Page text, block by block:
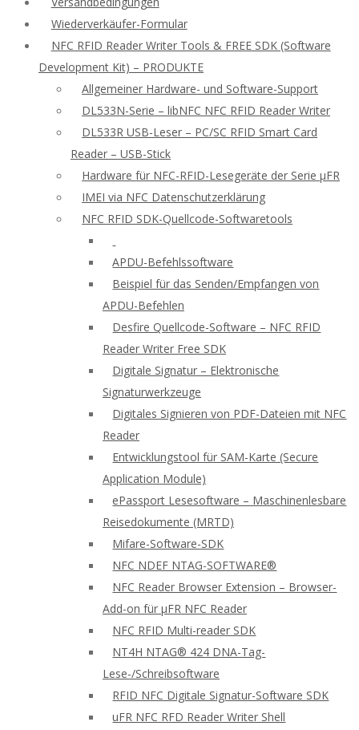
Wiederverkäufer-Formular
NFC RFID Reader Writer Tools & FREE SDK (Software
Development Kit) – PRODUKTE
Allgemeiner Hardware- und Software-Support
DL533N-Serie – libNFC NFC RFID Reader Writer
DL533R USB-Leser – PC/SC RFID Smart Card
Reader – USB-Stick
Hardware für NFC-RFID-Lesegeräte der Serie μFR
IMEI via NFC Datenschutzerklärung
NFC RFID SDK-Quellcode-Softwaretools
APDU-Befehlssoftware
Beispiel für das Senden/Empfangen von
APDU-Befehlen
Desfire Quellcode-Software – NFC RFID
Reader Writer Free SDK
Digitale Signatur – Elektronische
Signaturwerkzeuge
Digitales Signieren von PDF-Dateien mit NFC
Reader
Entwicklungstool für SAM-Karte (Secure
Application Module)
ePassport Lesesoftware – Maschinenlesbare
Reisedokumente (MRTD)
Mifare-Software-SDK
NFC NDEF NTAG-SOFTWARE®
NFC Reader Browser Extension – Browser-
Add-on für μFR NFC Reader
NFC RFID Multi-reader SDK
NT4H NTAG® 424 DNA-Tag-
Lese-/Schreibsoftware
RFID NFC Digitale Signatur-Software SDK
uFR NFC RFD Reader Writer Shell